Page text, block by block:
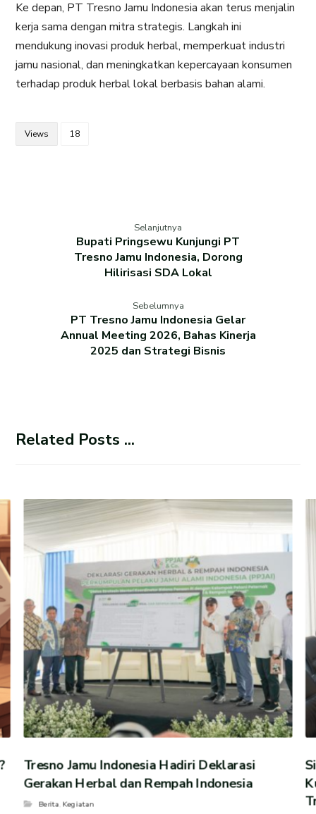
Ke depan, PT Tresno Jamu Indonesia akan terus menjalin
kerja sama dengan mitra strategis. Langkah ini
mendukung inovasi produk herbal, memperkuat industri
jamu nasional, dan meningkatkan kepercayaan konsumen
terhadap produk herbal lokal berbasis bahan alami.
Views 18
Selanjutnya
Bupati Pringsewu Kunjungi PT
Tresno Jamu Indonesia, Dorong
Hilirisasi SDA Lokal
Sebelumnya
PT Tresno Jamu Indonesia Gelar
Annual Meeting 2026, Bahas Kinerja
2025 dan Strategi Bisnis
Related Posts ...
Tresno Jamu Indonesia Hadiri Deklarasi
Gerakan Herbal dan Rempah Indonesia
Berita,Kegiatan